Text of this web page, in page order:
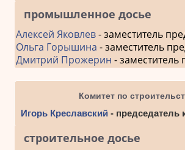
промышленное досье
Алексей Яковлев- заместитель
Ольга Горышина - заместитель
Дмитрий Прожерин - заместитель
Комитет по
Игорь Креславский - председатель
строительное досье